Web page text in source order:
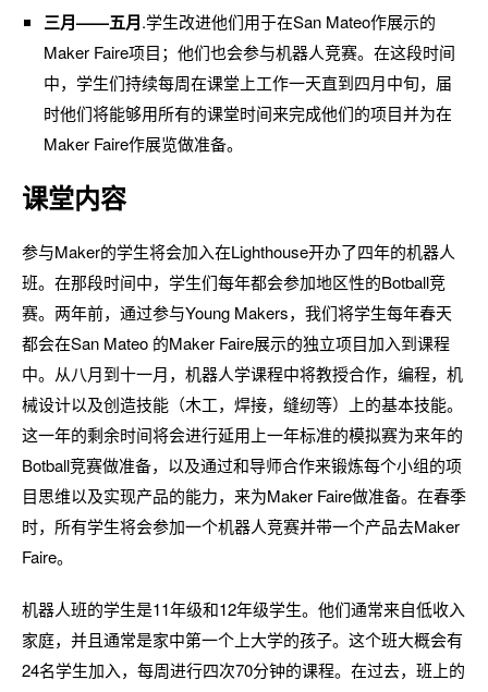
三月——五月.学生改进他们用于在San Mateo作展示的
Maker Faire项目；他们也会参与机器人竞赛。在这段时间
中，学生们持续每周在课堂上工作一天直到四月中旬，届
时他们将能够用所有的课堂时间来完成他们的项目并为在
Maker Faire作展览做准备。
课堂内容
参与Maker的学生将会加入在Lighthouse开办了四年的机器人
班。在那段时间中，学生们每年都会参加地区性的Botball竞
赛。两年前，通过参与Young Makers，我们将学生每年春天
都会在San Mateo 的Maker Faire展示的独立项目加入到课程
中。从八月到十一月，机器人学课程中将教授合作，编程，机
械设计以及创造技能（木工，焊接，缝纫等）上的基本技能。
这一年的剩余时间将会进行延用上一年标准的模拟赛为来年的
Botball竞赛做准备，以及通过和导师合作来锻炼每个小组的项
目思维以及实现产品的能力，来为Maker Faire做准备。在春季
时，所有学生将会参加一个机器人竞赛并带一个产品去Maker
Faire。
机器人班的学生是11年级和12年级学生。他们通常来自低收入
家庭，并且通常是家中第一个上大学的孩子。这个班大概会有
24名学生加入，每周进行四次70分钟的课程。在过去，班上的